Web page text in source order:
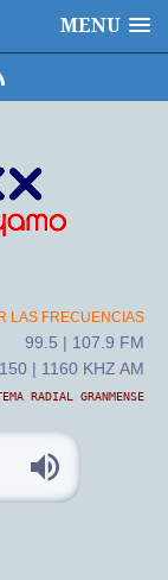
MENU
LAS FRECUENCIAS
99.5 | 107.9 FM
| 1160 KHZ AM
RADIAL GRANMENSE